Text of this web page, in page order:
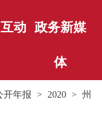
动 政务新媒
体
开年报 > 2020 > 州